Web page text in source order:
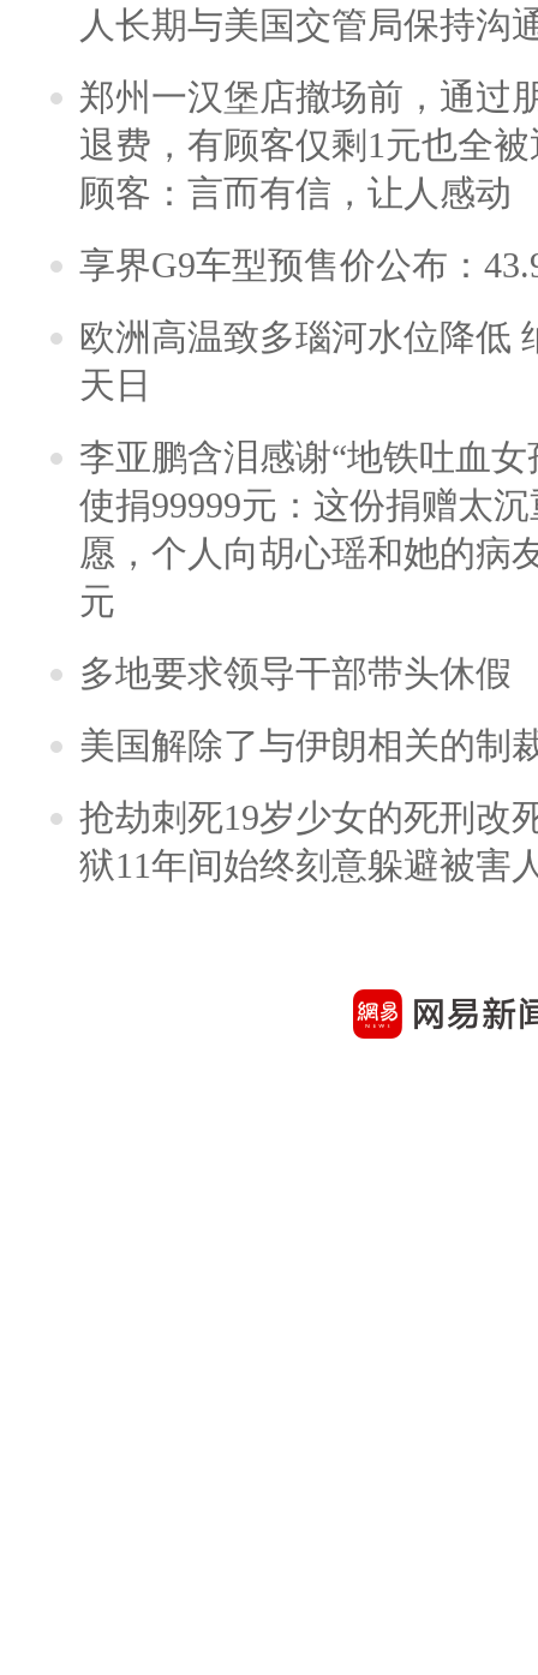
人长期与美国交管局保持沟
郑州一汉堡店撤场前，通过
退费，有顾客仅剩1元也全
顾客：言而有信，让人感动
享界G9车型预售价公布：
欧洲高温致多瑙河水位降低
天日
李亚鹏含泪感谢“地铁吐血
使捐99999元：这份捐赠太
愿，个人向胡心瑶和她的病
元
多地要求领导干部带头休假
美国解除了与伊朗相关的制
抢劫刺死19岁少女的死刑改
狱11年间始终刻意躲避被害